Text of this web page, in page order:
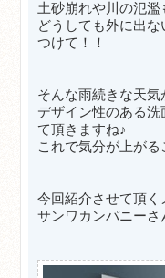
土砂崩れや川の氾濫
どうしても外に出
つけて！！
そんな雨続きな天気
デザイン性のある
て頂きますね♪
これで気分が上が
今回紹介させて頂く
サンワカンパニーさ